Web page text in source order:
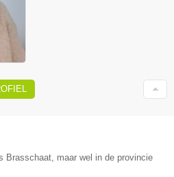
Brasschaat, maar wel in de provincie